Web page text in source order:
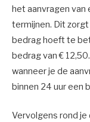
het aanvragen van
termijnen. Dit
bedrag hoeft te
bedrag van €
wanneer je de
binnen 24 uur een
Vervolgens rond